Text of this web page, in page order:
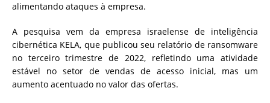
alimentando ataques à empresa.
A pesquisa vem da empresa israelense de inteligência
cibernética KELA, que publicou seu relatório de ransomware
no terceiro trimestre de 2022, refletindo uma atividade
estável no setor de vendas de acesso inicial, mas um
aumento acentuado no valor das ofertas.